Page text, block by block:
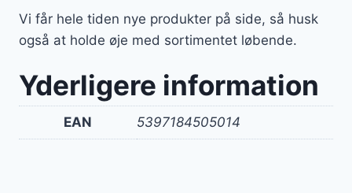
Vi får hele tiden nye produkter på side, så husk
også at holde øje med sortimentet løbende.
Yderligere information
EAN 5397184505014